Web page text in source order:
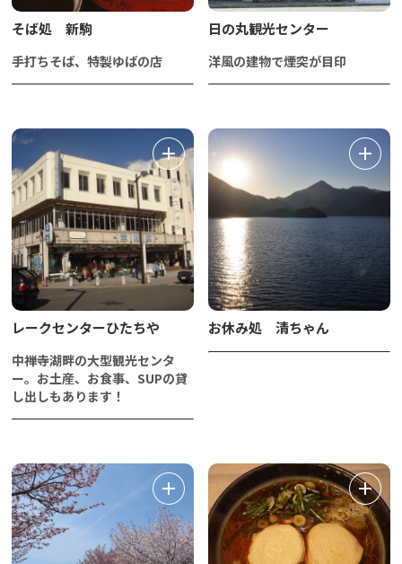
そば処 新駒
手打ちそば、特製ゆばの店
日の丸観光センター
洋風の建物で煙突が目印
レークセンターひたちや
中禅寺湖畔の大型観光センタ
ー。お土産、お食事、SUPの貸
し出しもあります！
お休み処 清ちゃん